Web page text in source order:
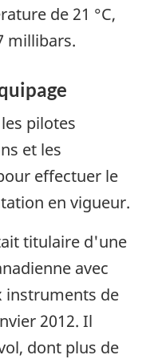
de 21 °C,
millibars.
pilotes
et les
effectuer le
en vigueur.
titulaire d'une
avec
instruments de
2012. Il
dont plus de